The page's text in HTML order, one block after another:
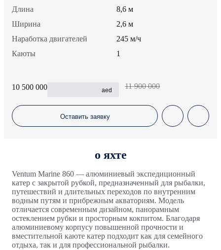
Длина
8,6 м
Ширина
2,6 м
Наработка двигателей
245 м/ч
Каюты
1
10 500 000 aed 11 900 000
Оставить заявку
о яхте
Ventum Marine 860 — алюминиевый экспедиционный
катер с закрытой рубкой, предназначенный для рыбалки,
путешествий и длительных переходов по внутренним
водным путям и прибрежным акваториям. Модель
отличается современным дизайном, панорамным
остеклением рубки и просторным кокпитом. Благодаря
алюминиевому корпусу повышенной прочности и
вместительной каюте катер подходит как для семейного
отдыха, так и для профессиональной рыбалки.